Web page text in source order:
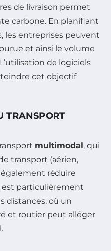
de livraison permet
carbone. En planifiant
les entreprises peuvent
et ainsi le volume
de logiciels
cet objectif
TRANSPORT
multimodal , qui
transport (aérien,
réduire
est particulièrement
distances, où un
et routier peut alléger